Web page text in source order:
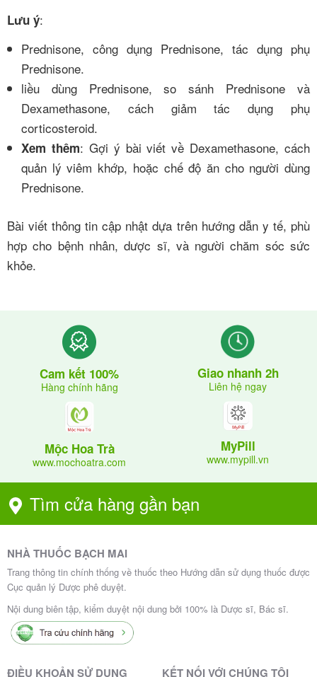
Lưu ý:
Prednisone, công dụng Prednisone, tác dụng phụ
Prednisone.
liều dùng Prednisone, so sánh Prednisone và
Dexamethasone, cách giảm tác dụng phụ
corticosteroid.
Xem thêm: Gợi ý bài viết về Dexamethasone, cách
quản lý viêm khớp, hoặc chế độ ăn cho người dùng
Prednisone.
Bài viết thông tin cập nhật dựa trên hướng dẫn y tế, phù
hợp cho bệnh nhân, dược sĩ, và người chăm sóc sức
khỏe.
Cam kết 100%
Hàng chính hãng
Giao nhanh 2h
Liên hệ ngay
Mộc Hoa Trà
www.mochoatra.com
MyPill
www.mypill.vn
Tìm cửa hàng gần bạn
NHÀ THUỐC BẠCH MAI
Trang thông tin chính thống về thuốc theo Hướng dẫn sử dụng thuốc được
Cục quản lý Dược phê duyệt.
Nội dung biên tập, kiểm duyệt nội dung bởi 100% là Dược sĩ, Bác sĩ.
ĐIỀU KHOẢN SỬ DỤNG KẾT NỐI VỚI CHÚNG TÔI